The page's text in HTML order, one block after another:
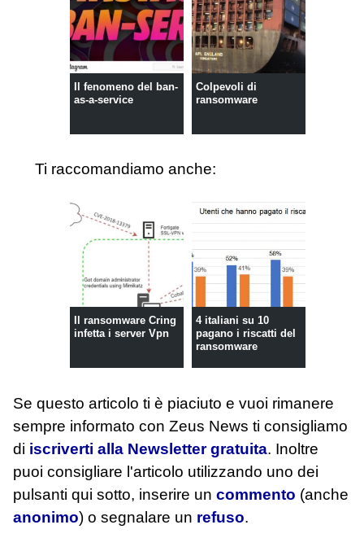
Il fenomeno del ban-
as-a-service
Colpevoli di
ransomware
Ti raccomandiamo anche:
Il ransomware Cring
infetta i server Vpn
4 italiani su 10
pagano i riscatti del
ransomware
Se questo articolo ti è piaciuto e vuoi rimanere
sempre informato con Zeus News ti consigliamo
di iscriverti alla Newsletter gratuita. Inoltre
puoi consigliare l'articolo utilizzando uno dei
pulsanti qui sotto, inserire un commento (anche
anonimo) o segnalare un refuso.